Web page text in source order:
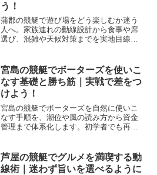
う！
蒲郡の競艇で遊び場をどう楽しむか迷う
人へ。家族連れの動線設計から食事や席
選び、混雑や天候対策までを実地目線で
宮島の競艇でボーターズを使いこ
なす基礎と勝ち筋｜実戦で差をつ
けよう！
宮島の競艇でボーターズを自然に使いこ
なす手順を、潮位や風の読み方から資金
管理まで体系化します。初学者でも再現
芦屋の競艇でグルメを満喫する動
線術｜迷わず旨いを選べるように